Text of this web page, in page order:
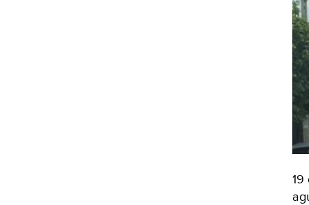
19